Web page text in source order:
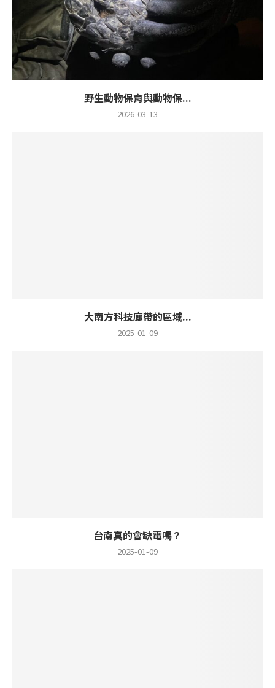
野生動物保育與動物保...
2026-03-13
大南方科技廊帶的區域...
2025-01-09
台南真的會缺電嗎？
2025-01-09